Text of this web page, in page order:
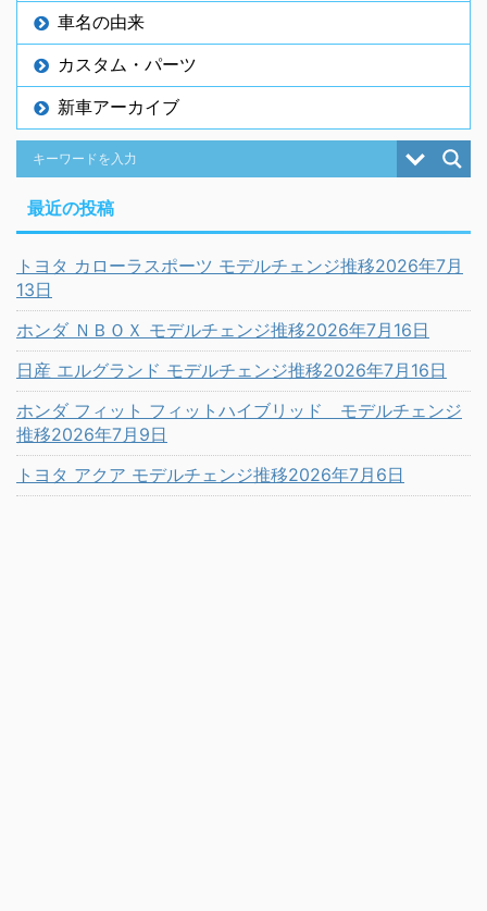
車名の由来
カスタム・パーツ
新車アーカイブ
最近の投稿
トヨタ カローラスポーツ モデルチェンジ推移2026年7月
13日
ホンダ ＮＢＯＸ モデルチェンジ推移2026年7月16日
日産 エルグランド モデルチェンジ推移2026年7月16日
ホンダ フィット フィットハイブリッド モデルチェンジ
推移2026年7月9日
トヨタ アクア モデルチェンジ推移2026年7月6日